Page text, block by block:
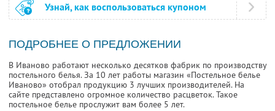
Узнай, как воспользоваться купоном
ПОДРОБНЕЕ О ПРЕДЛОЖЕНИИ
В Иваново работают несколько десятков фабрик по производству
постельного белья. За 10 лет работы магазин «Постельное белье
Иваново» отобрал продукцию 3 лучших производителей. На
сайте представлено огромное количество расцветок. Такое
постельное белье прослужит вам более 5 лет.